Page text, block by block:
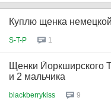
Куплю щенка
S-T-P 1
Щенки Йоркширского
и 2 мальчика
blackberrykiss 9